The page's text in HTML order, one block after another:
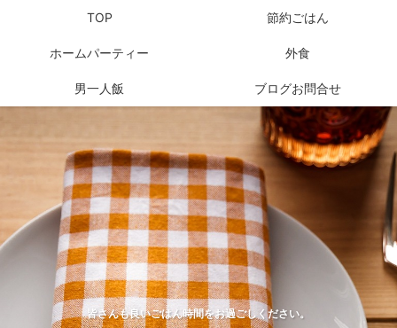
皆さんも良いごはん時間をお過ごしください。
TOP 節約ごはん
ホームパーティー 外食
男一人飯 ブログお問合せ